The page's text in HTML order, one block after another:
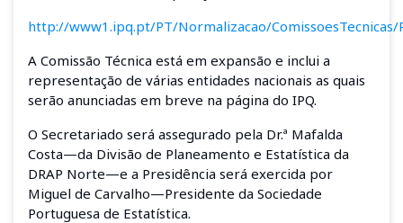
http://www1.ipq.pt/PT/Normalizacao/ComissoesTecnicas/
A Comissão Técnica está em expansão e inclui a
representação de várias entidades nacionais as quais
serão anunciadas em breve na página do IPQ.
O Secretariado será assegurado pela Dr.ª Mafalda
Costa—da Divisão de Planeamento e Estatística da
DRAP Norte—e a Presidência será exercida por
Miguel de Carvalho—Presidente da Sociedade
Portuguesa de Estatística.